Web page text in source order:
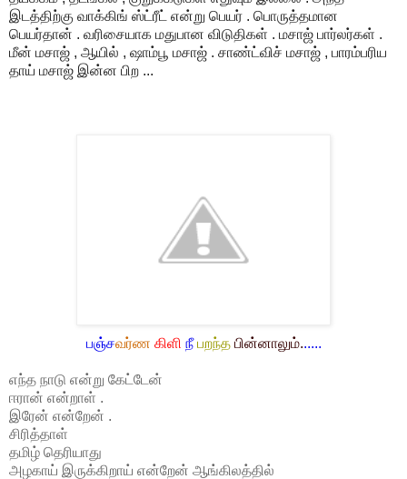
இடத்திற்கு வாக்கிங் ஸ்ட்ரீட் என்று பெயர் . பொருத்தமான
பெயர்தான் . வரிசையாக மதுபான விடுதிகள் . மசாஜ் பார்லர்கள் .
மீன் மசாஜ் , ஆயில் , ஷாம்பூ மசாஜ் . சாண்ட்விச் மசாஜ் , பாரம்பரிய
தாய் மசாஜ் இன்ன பிற ...
பஞ்சவர்ண கிளி நீபறந்த பின்னாலும்......
எந்த நாடு என்று கேட்டேன்
ஈரான் என்றாள் .
இரேன் என்றேன் .
சிரித்தாள்
தமிழ் தெரியாது
அழகாய் இருக்கிறாய் என்றேன் ஆங்கிலத்தில்